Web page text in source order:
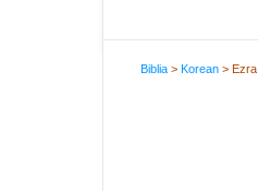
Biblia >Korean >